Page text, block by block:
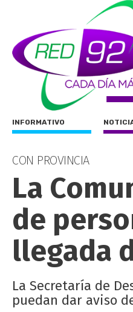
INFORMATIVO
CON PROVINCIA
La
de
llegada
La Secretaría de
puedan dar aviso